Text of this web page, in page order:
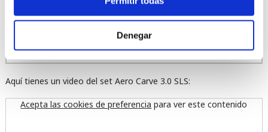
Denegar
Aquí tienes un video del set Aero Carve 3.0 SLS:
Acepta las cookies de preferencia para ver este contenido